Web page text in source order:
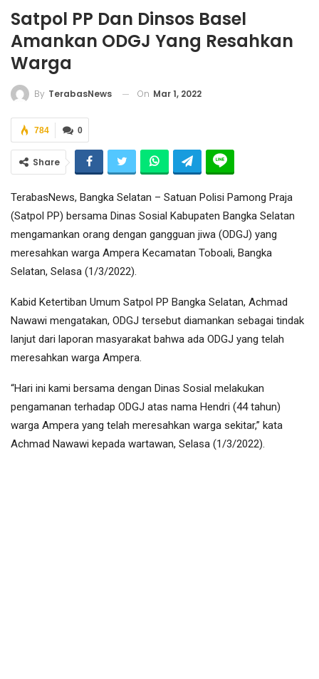
Satpol PP Dan Dinsos Basel
Amankan ODGJ Yang Resahkan
Warga
By TerabasNews On Mar 1, 2022
0
784
Share
TerabasNews, Bangka Selatan – Satuan Polisi Pamong Praja
(Satpol PP) bersama Dinas Sosial Kabupaten Bangka Selatan
mengamankan orang dengan gangguan jiwa (ODGJ) yang
meresahkan warga Ampera Kecamatan Toboali, Bangka
Selatan, Selasa (1/3/2022).
Kabid Ketertiban Umum Satpol PP Bangka Selatan, Achmad
Nawawi mengatakan, ODGJ tersebut diamankan sebagai tindak
lanjut dari laporan masyarakat bahwa ada ODGJ yang telah
meresahkan warga Ampera.
“Hari ini kami bersama dengan Dinas Sosial melakukan
pengamanan terhadap ODGJ atas nama Hendri (44 tahun)
warga Ampera yang telah meresahkan warga sekitar,” kata
Achmad Nawawi kepada wartawan, Selasa (1/3/2022).